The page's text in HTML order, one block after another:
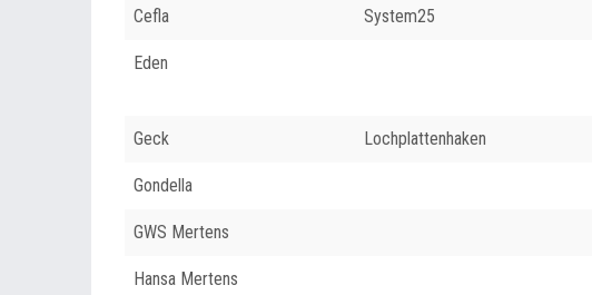
Cefla System25
Eden
Geck Lochplattenhaken
Gondella
GWS Mertens
Hansa Mertens